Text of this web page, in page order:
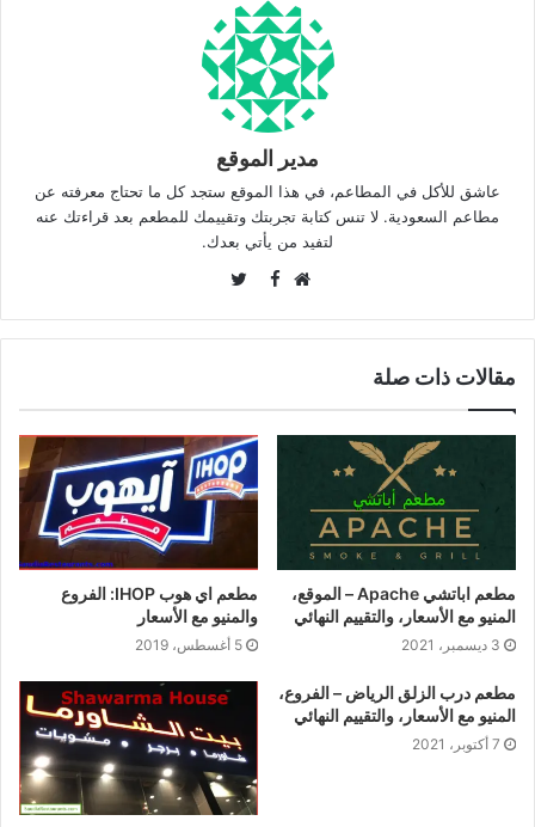
مدير الموقع
عاشق للأكل في المطاعم، في هذا الموقع ستجد كل ما تحتاج معرفته عن
مطاعم السعودية. لا تنس كتابة تجربتك وتقييمك للمطعم بعد قراءتك عنه
لتفيد من يأتي بعدك.
Facebook
مقالات ذات صلة
مطعم اباتشي Apache – الموقع،
المنيو مع الأسعار، والتقييم النهائي
3 ديسمبر، 2021
مطعم اي هوب IHOP: الفروع
والمنيو مع الأسعار
5 أغسطس، 2019
مطعم درب الزلق الرياض – الفروع،
المنيو مع الأسعار، والتقييم النهائي
7 أكتوبر، 2021